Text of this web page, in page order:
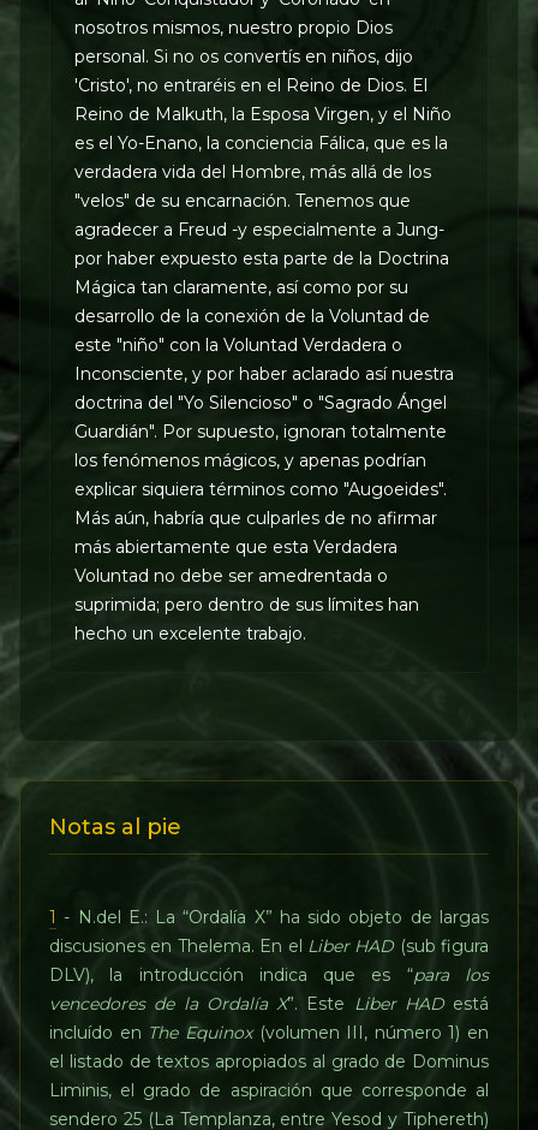
nosotros mismos, nuestro propio Dios
personal. Si no os convertís en niños, dijo
'Cristo', no entraréis en el Reino de Dios. El
Reino de Malkuth, la Esposa Virgen, y el Niño
es el Yo-Enano, la conciencia Fálica, que es la
verdadera vida del Hombre, más allá de los
"velos" de su encarnación. Tenemos que
agradecer a Freud -y especialmente a Jung-
por haber expuesto esta parte de la Doctrina
Mágica tan claramente, así como por su
desarrollo de la conexión de la Voluntad de
este "niño" con la Voluntad Verdadera o
Inconsciente, y por haber aclarado así nuestra
doctrina del "Yo Silencioso" o "Sagrado Ángel
Guardián". Por supuesto, ignoran totalmente
los fenómenos mágicos, y apenas podrían
explicar siquiera términos como "Augoeides".
Más aún, habría que culparles de no afirmar
más abiertamente que esta Verdadera
Voluntad no debe ser amedrentada o
suprimida; pero dentro de sus límites han
hecho un excelente trabajo.
Notas al pie
1 - N.del E.: La “Ordalía X” ha sido objeto de largas
discusiones en Thelema. En el Liber HAD(sub figura
DLV), la introducción indica que es “para los
vencedores de la Ordalía X”. Este Liber HADestá
incluído en The Equinox(volumen III, número 1) en
el listado de textos apropiados al grado de Dominus
Liminis, el grado de aspiración que corresponde al
sendero 25 (La Templanza, entre Yesod y Tiphereth)